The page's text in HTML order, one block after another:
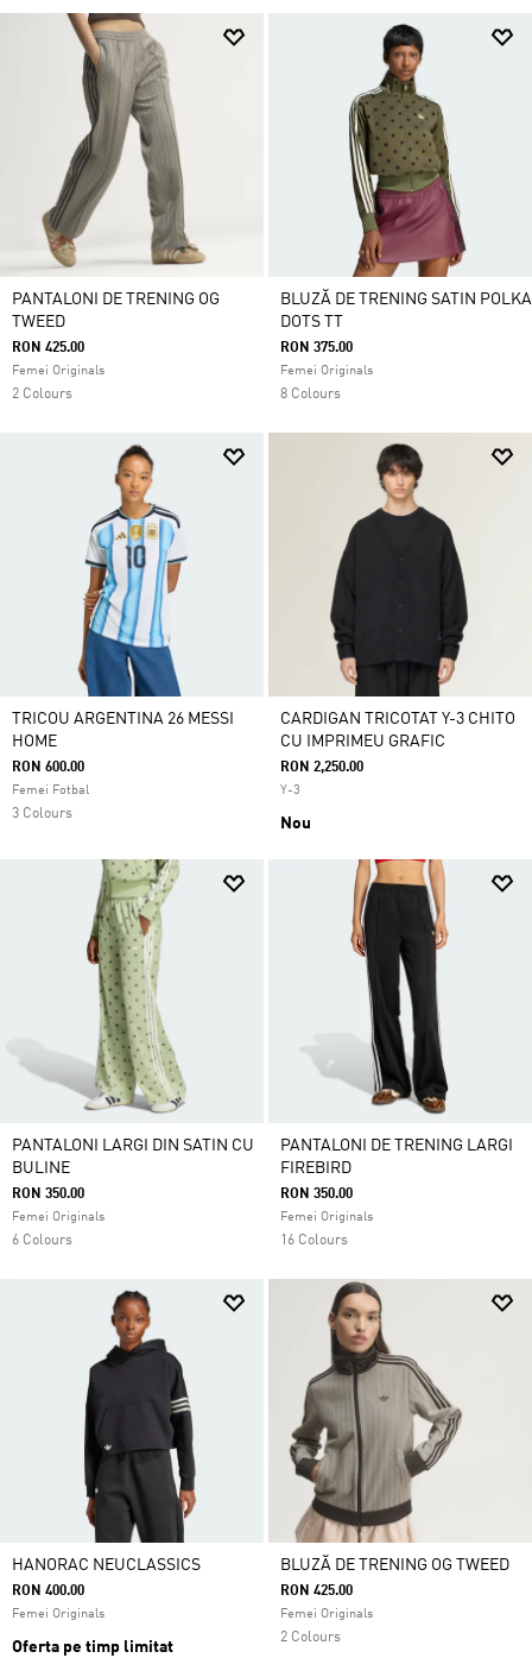
PANTALONI DE TRENING OG
TWEED
RON 425.00
Femei Originals
2 Colours
BLUZĂ DE TRENING SATIN POLKA
DOTS TT
RON 375.00
Femei Originals
8 Colours
TRICOU ARGENTINA 26 MESSI
HOME
RON 600.00
Femei Fotbal
3 Colours
CARDIGAN TRICOTAT Y-3 CHITO
CU IMPRIMEU GRAFIC
RON 2,250.00
Y-3
Nou
PANTALONI LARGI DIN SATIN CU
BULINE
RON 350.00
Femei Originals
6 Colours
PANTALONI DE TRENING LARGI
FIREBIRD
RON 350.00
Femei Originals
16 Colours
HANORAC NEUCLASSICS
RON 400.00
Femei Originals
Oferta pe timp limitat
BLUZĂ DE TRENING OG TWEED
RON 425.00
Femei Originals
2 Colours